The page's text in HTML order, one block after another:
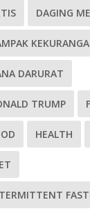
DAGING
DARURAT
TRUMP
HEALTH